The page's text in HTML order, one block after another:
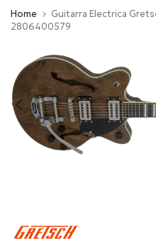
Home
Guitarra Electrica
2806400579